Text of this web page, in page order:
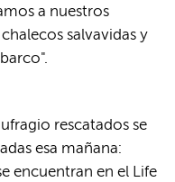
a nuestros
salvavidas y
rescatados se
esa mañana:
encuentran en el Life